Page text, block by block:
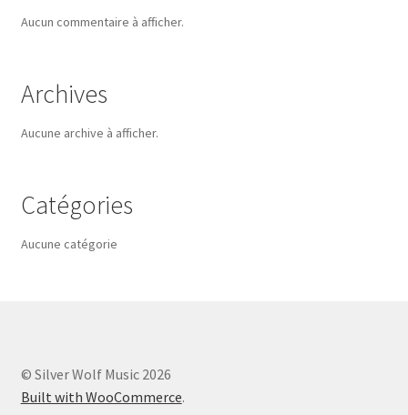
Aucun commentaire à afficher.
Archives
Aucune archive à afficher.
Catégories
Aucune catégorie
© Silver Wolf Music 2026
Built with WooCommerce.